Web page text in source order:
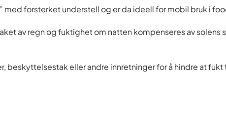
med forsterket understell og er da ideell for mobil bruk i
av regn og fuktighet om natten kompenseres av
eller andre innretninger for å hindre at fukt